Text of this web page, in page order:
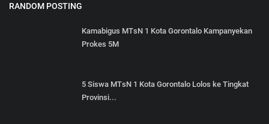
RANDOM POSTING
Kamabigus MTsN 1 Kota Gorontalo Kampanyekan
Prokes 5M
5 Siswa MTsN 1 Kota Gorontalo Lolos ke Tingkat
Provinsi...